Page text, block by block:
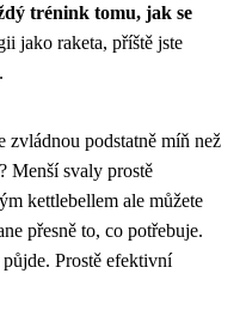
trénink tomu, jak se
jako raketa, příště jste
zvládnou podstatně míň než
Menší svaly prostě
kettlebellem ale můžete
přesně to, co potřebuje.
Prostě efektivní